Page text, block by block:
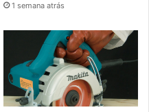
1 semana atrás